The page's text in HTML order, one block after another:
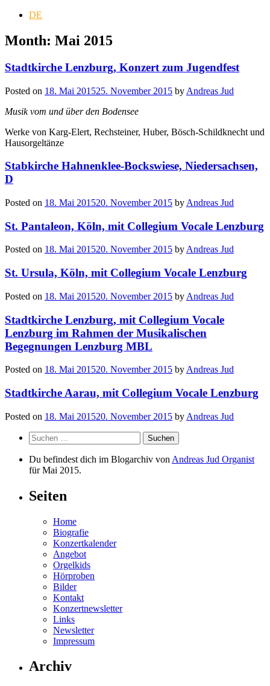
DE
Month: Mai 2015
Stadtkirche Lenzburg, Konzert zum Jugendfest
Posted on 18. Mai 201525. November 2015 by Andreas Jud
Musik vom und über den Bodensee
Werke von Karg-Elert, Rechsteiner, Huber, Bösch-Schildknecht und
Hausorgeltänze
Stabkirche Hahnenklee-Bockswiese, Niedersachsen,
D
Posted on 18. Mai 201520. November 2015 by Andreas Jud
St. Pantaleon, Köln, mit Collegium Vocale Lenzburg
Posted on 18. Mai 201520. November 2015 byAndreas Jud
St. Ursula, Köln, mit Collegium Vocale Lenzburg
Posted on 18. Mai 201520. November 2015 by Andreas Jud
Stadtkirche Lenzburg, mit Collegium Vocale
Lenzburg im Rahmen der Musikalischen
Begegnungen Lenzburg MBL
Posted on 18. Mai 201520. November 2015 by Andreas Jud
Stadtkirche Aarau, mit Collegium Vocale Lenzburg
Posted on 18. Mai 201520. November 2015 by Andreas Jud
Suchen
nach:
Du befindest dich im Blogarchiv von Andreas Jud Organist
für Mai 2015.
Seiten
Home
Biografie
Konzertkalender
Angebot
Orgelkids
Hörproben
Bilder
Kontakt
Konzertnewsletter
Links
Newsletter
Impressum
Archiv